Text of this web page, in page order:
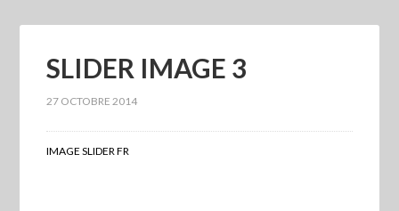
SLIDER IMAGE 3
27 OCTOBRE 2014
IMAGE SLIDER FR